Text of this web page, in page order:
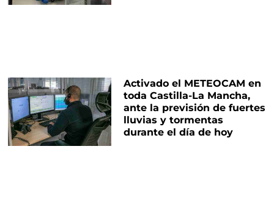
Activado el METEOCAM en
toda Castilla-La Mancha,
ante la previsión de fuertes
lluvias y tormentas
durante el día de hoy